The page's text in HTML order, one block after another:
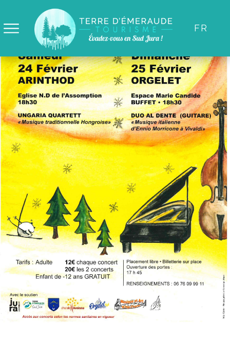
FR
Panneau de gestion des cookies